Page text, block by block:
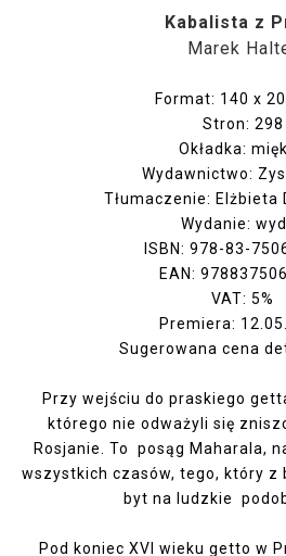
Kabalista z
Marek
Format: 140 x
Stron: 298
Okładka:
Wydawnictwo:
Tłumaczenie: Elżbieta
Wydanie:
ISBN: 978-83-
EAN:
VAT: 5%
Premiera:
Sugerowana cena
Przy wejściu do praskiego
którego nie odważyli się
Rosjanie. To posąg Maharala,
wszystkich czasów, tego, który z
byt na ludzkie
Pod koniec XVI wieku getto w